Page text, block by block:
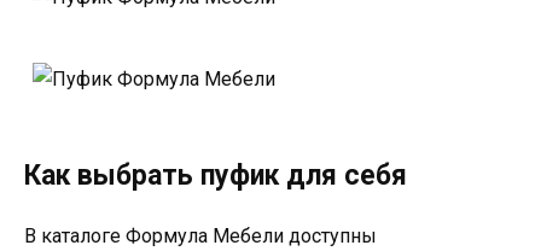
Как выбрать пуфик для себя
В каталоге Формула Мебели доступны